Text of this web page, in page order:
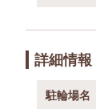
詳細情報
駐輪場名